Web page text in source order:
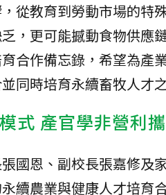
從教育到勞動市場的特
，更可能撼動食物供應
合作備忘錄，希望為產
同時培育永續畜牧人才
式 產官學非營利
國恩、副校長張嘉修及
續農業與健康人才培育